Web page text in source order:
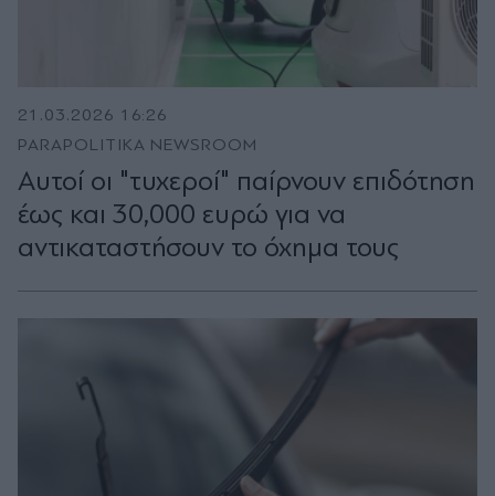
21.03.2026 16:26
PARAPOLITIKA NEWSROOM
Αυτοί οι "τυχεροί" παίρνουν επιδότηση
έως και 30,000 ευρώ για να
αντικαταστήσουν το όχημα τους